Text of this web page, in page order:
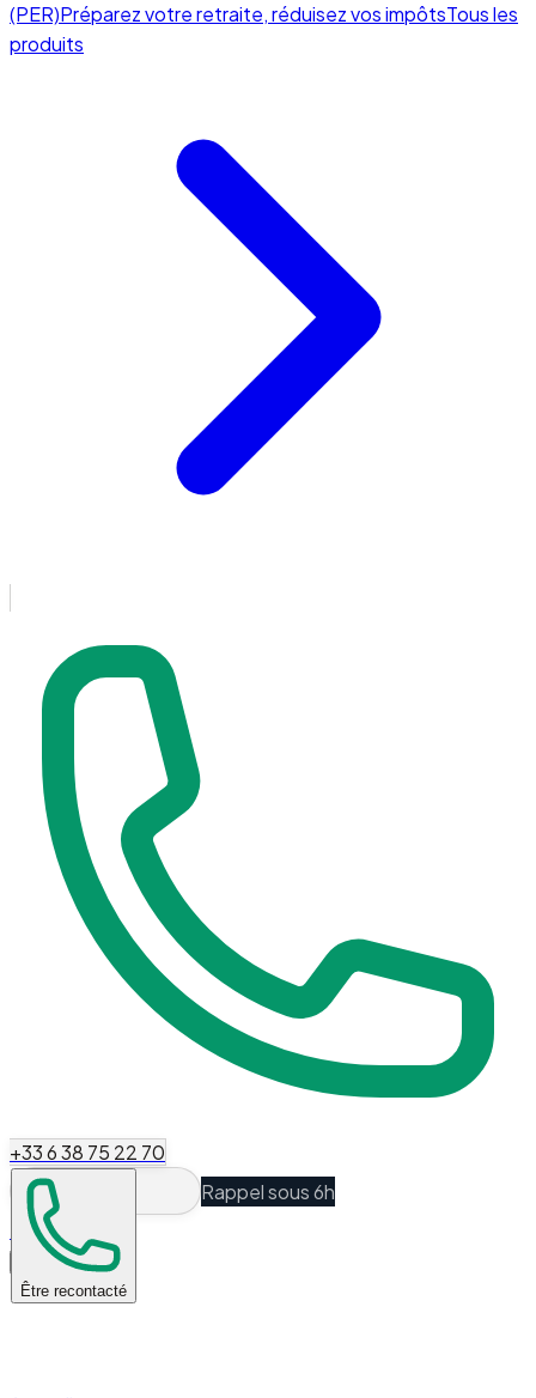
(PER)Préparez votre retraite, réduisez vos impôtsTous les
produits
+33 6 38 75 22 70
Être recontacté
Rappel sous 6h
Espace Client